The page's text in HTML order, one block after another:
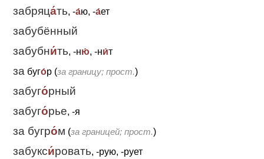
забряца́ть, -а́ю, -а́ет
забубённый
забубни́ть, -ню́, -ни́т
за буго́р (за границу; прост.)
забуго́рный
забуго́рье, -я
за бугро́м (за границей; прост.)
забукси́ровать, -рую, -рует